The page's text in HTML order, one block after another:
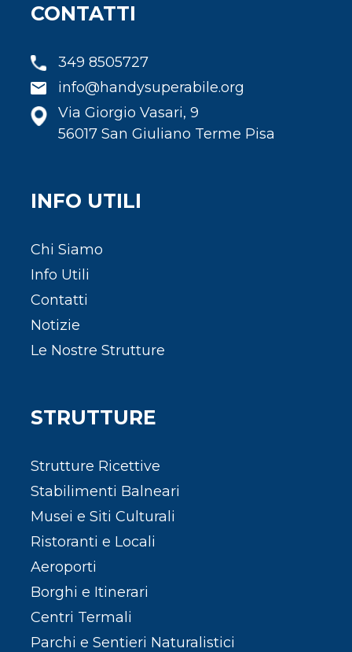
CONTATTI
349 8505727
info@handysuperabile.org
Via Giorgio Vasari, 9
56017 San Giuliano Terme Pisa
INFO UTILI
Chi Siamo
Info Utili
Contatti
Notizie
Le Nostre Strutture
STRUTTURE
Strutture Ricettive
Stabilimenti Balneari
Musei e Siti Culturali
Ristoranti e Locali
Aeroporti
Borghi e Itinerari
Centri Termali
Parchi e Sentieri Naturalistici